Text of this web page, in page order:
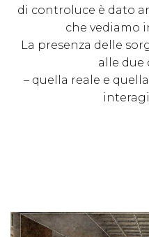
di controluce è dato
che vediamo
La presenza delle
alle due
– quella reale e